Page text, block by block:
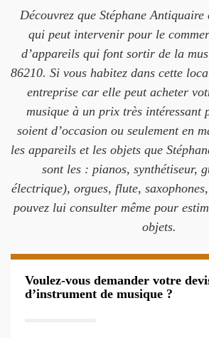
Découvrez que Stéphane Antiquaire
qui peut intervenir pour le
d’appareils qui font sortir de la
86210. Si vous habitez dans cette
entreprise car elle peut acheter
musique à un prix très intéressant
soient d’occasion ou seulement en
les appareils et les objets que
sont les : pianos, synthétiseur,
électrique), orgues, flute,
pouvez lui consulter même pour
objets.
Voulez-vous demander votre
d’instrument de musique ?